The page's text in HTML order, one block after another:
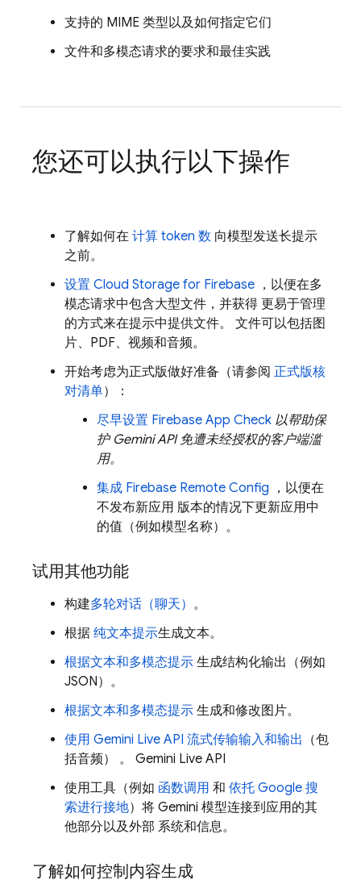
支持的 MIME 类型以及如何指定它们
文件和多模态请求的要求和最佳实践
您还可以执行以下操作
了解如何在 计算 token 数 向模型发送长提示
之前。
设置 Cloud Storage for Firebase ，以便在多
模态请求中包含大型文件，并获得 更易于管理
的方式来在提示中提供文件。 文件可以包括图
片、PDF、视频和音频。
开始考虑为正式版做好准备（请参阅 正式版核
对清单）：
尽早设置 Firebase App Check 以帮助保
护 Gemini API免遭未经授权的客户端滥
用。
集成 Firebase Remote Config ，以便在
不发布新应用 版本的情况下更新应用中
的值（例如模型名称）。
试用其他功能
构建多轮对话（聊天） 。
根据 纯文本提示生成文本。
根据文本和多模态提示 生成结构化输出（例如
JSON）。
根据文本和多模态提示 生成和修改图片。
使用 Gemini Live API 流式传输输入和输出 （包
括音频） 。 Gemini Live API
使用工具（例如 函数调用 和 依托 Google 搜
索进行接地）将 Gemini 模型连接到应用的其
他部分以及外部 系统和信息。
了解如何控制内容生成